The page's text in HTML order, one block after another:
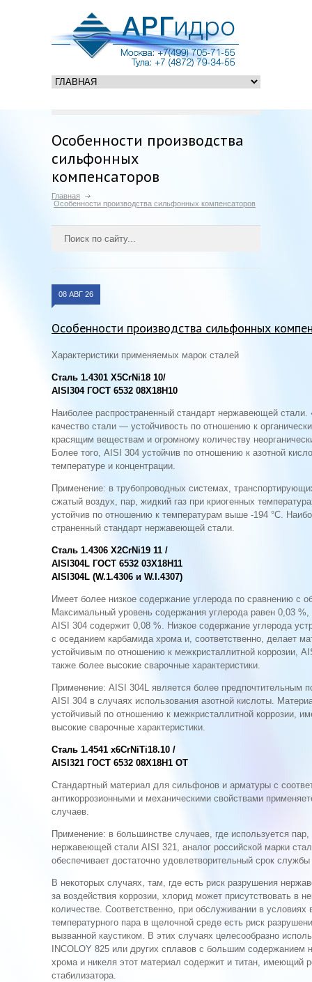
Особенности производства
сильфонных
компенсаторов
Главная
Особенности производства сильфонных компенсаторов
08 АВГ 26
Особенности производства сильфонных
Характеристики применяемых марок сталей
Сталь 1.4301 X5CrNi18 10/
AISI304 ГОСТ 6532 08X18Н10
Наиболее распространенный стандарт нержавеющей
качество стали — устойчивость по отношению к
красящим веществам и огромному количеству
Более того, AISI 304 устойчив по отношению к азотной
температуре и концентрации.
Применение: в трубопроводных системах,
сжатый воздух, пар, жидкий газ при криогенных
устойчив по отношению к температурам выше -194 °С.
страненный стандарт нержавеющей стали.
Сталь 1.4306 X2CrNi19 11 /
AISI304L ГОСТ 6532 03X18Н11
AISI304L (W.1.4306 и W.I.4307)
Имеет более низкое содержание углерода по сравнению с
Максимальный уровень содержания углерода равен 0,03 %,
AISI 304 содержит 0,08 %. Низкое содержание углерода
с оседанием карбамида хрома и, соответственно, делает
устойчивым по отношению к межкристаллитной коррозии,
также более высокие сва­рочные характеристики.
Применение: AISI 304L является более предпочтитель­ным
AISI 304 в случаях использования азот­ной кислоты.
устойчивый по отношению к межкристаллитной коррозии,
высокие сварочные характеристики.
Сталь 1.4541 x6CrNiTi18.10 /
AISI321 ГОСТ 6532 08X18Н1 ОТ
Стандартный материал для сильфонов и арматуры с
антикоррозионными и механическими свойствами
случаев.
Применение: в большинстве случаев, где используется
нержавеющей стали AISI 321, аналог российской марки
обеспечивает достаточно удовлетворительный срок
В некоторых случаях, там, где есть риск разрушения
за воздействия коррозии, хло­рид может присутствовать в
количестве. Соответственно, при обслуживании в условиях
температурного пара в щелочной среде есть риск
вызванной каустиком. В этих случаях целесообразно
INCOLOY 825 или других сплавов с большим содержанием
хрома и никеля этот материал содержит и титан, имеющий
стабилизатора.